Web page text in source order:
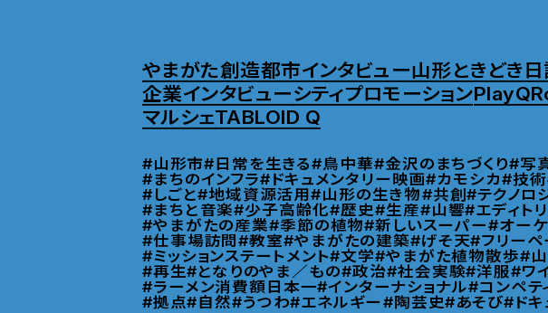
やまがた創造都市インタビュー山形ときどき
企業インタビューシティプロモーションPlayQ
マルシェTABLOID Q
#山形市#日常を生きる#鳥中華#金沢のまちづくり#写
#まちのインフラ#ドキュメンタリー映画#カモシカ#技術
#しごと#地域資源活用#山形の生き物#共創#テクノロ
#まちと音楽#少子高齢化#歴史#生産#山響#エディト
#やまがたの産業#季節の植物#新しいスーパー#オー
#仕事場訪問 #教室#やまがたの建築#げそ天#フリー
#ミッションステートメント#文学#やまがた植物散歩#
#再生#となりのやま／もの#政治#社会実験#洋服#ワ
#ラーメン消費額日本一#インターナショナル#コンペテ
#拠点#自然#うつわ#エネルギー #陶芸史#あそび#ドキ